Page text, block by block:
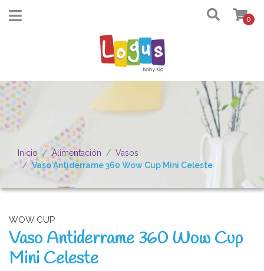
0
Inicio Alimentación
Vasos
Vaso Antiderrame 360 Wow Cup Mini Celeste
WOW CUP
Vaso Antiderrame 360 Wow Cup
Mini Celeste